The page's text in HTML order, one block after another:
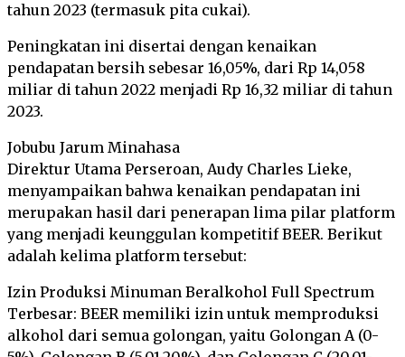
tahun 2023 (termasuk pita cukai).
Peningkatan ini disertai dengan kenaikan
pendapatan bersih sebesar 16,05%, dari Rp 14,058
miliar di tahun 2022 menjadi Rp 16,32 miliar di tahun
2023.
Jobubu Jarum Minahasa
Direktur Utama Perseroan, Audy Charles Lieke,
menyampaikan bahwa kenaikan pendapatan ini
merupakan hasil dari penerapan lima pilar platform
yang menjadi keunggulan kompetitif BEER. Berikut
adalah kelima platform tersebut:
Izin Produksi Minuman Beralkohol Full Spectrum
Terbesar: BEER memiliki izin untuk memproduksi
alkohol dari semua golongan, yaitu Golongan A (0-